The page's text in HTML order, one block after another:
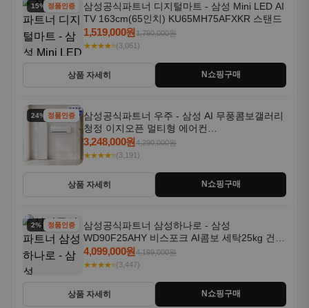
15% 할인정품인증
삼성공식파트너 디지털마트 - 삼성 Mini LED AI
TV 163cm(65인치) KU65MH75AFXKR 스탠드
1,519,000원1,790,000원
★★★★⭐(3,061)
상품 자세히 N쇼핑구매
24% 할인정품인증
삼성공식파트너 우주 - 삼성 AI 무풍콤보갤러리
청정 이지오픈 멀티형 에어컨
AF80F17D22WRS 기본설치포함
3,248,000원4,290,000원
★★★★⭐(3,191)
상품 자세히 N쇼핑구매
2% 할인정품인증
삼성공식파트너 삼성하나로 - 삼성
WD90F25AHY 비스포크 AI콤보 세탁25kg 건조
18kg 자동문열림 1등급
4,099,000원4,199,000원
★★★★⭐(3,447)
상품 자세히 N쇼핑구매